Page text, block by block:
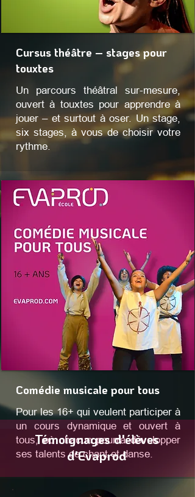
Cursus théâtre – stages pour
touxtes
Un parcours théâtral sur-mesure,
ouvert à touxtes pour apprendre à
jouer – et surtout à oser. Un stage,
six stages, à vous de choisir votre
rythme.
Comédie musicale pour tous
Pour les 16+ qui veulent participer à
un cours dynamique et ouvert à
tous, où chacun pourra développer
ses talents de chant et danse.
Témoignages d'élèves
d'Evaprod